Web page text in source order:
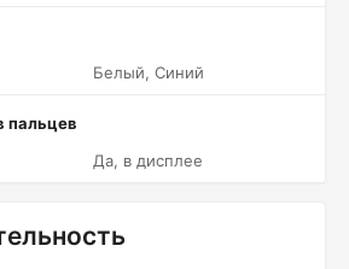
Белый, Синий
пальцев
Да, в дисплее